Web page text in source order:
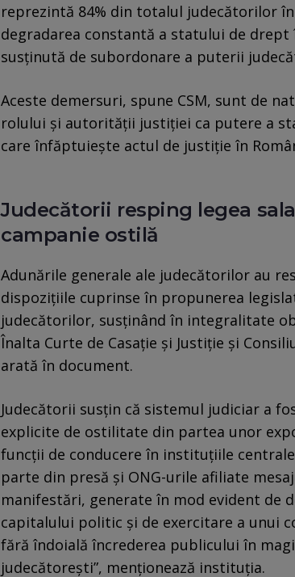
reprezintă 84% din totalul judecătorilor
degradarea constantă a statului de drept
susţinută de subordonare a puterii
Aceste demersuri, spune CSM, sunt de
rolului și autorității justiției ca putere a
care înfăptuiește actul de justiție în
Judecătorii resping legea
campanie ostilă
Adunările generale ale judecătorilor au
dispoziţiile cuprinse în propunerea
judecătorilor, susţinând în integralitate
Înalta Curte de Casaţie şi Justiţie şi
arată în document.
Judecătorii susțin că sistemul judiciar a
explicite de ostilitate din partea unor
funcţii de conducere în instituţiile
parte din presă și ONG-urile afiliate
manifestări, generate în mod evident de
capitalului politic și de exercitare a unui
fără îndoială încrederea publicului în
judecătorești”, menționează instituția.